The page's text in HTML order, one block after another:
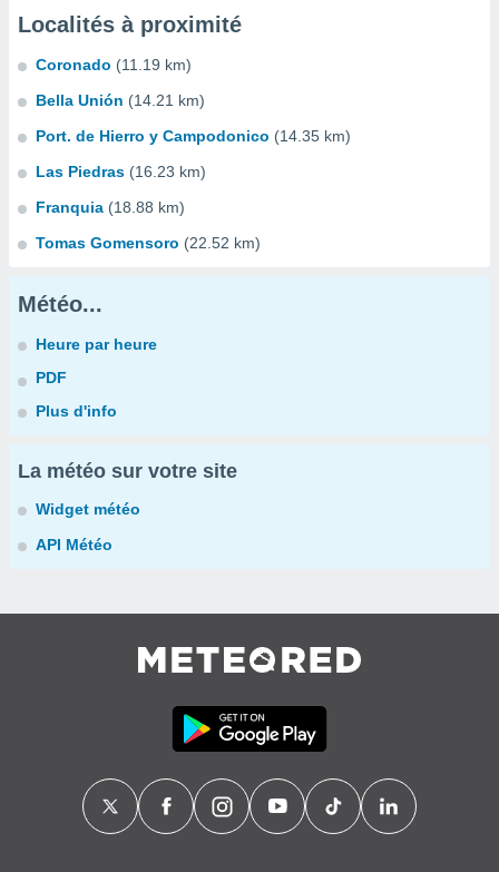
Localités à proximité
Coronado (11.19 km)
Bella Unión (14.21 km)
Port. de Hierro y Campodonico (14.35 km)
Las Piedras (16.23 km)
Franquia (18.88 km)
Tomas Gomensoro (22.52 km)
Météo...
Heure par heure
PDF
Plus d'info
La météo sur votre site
Widget météo
API Météo